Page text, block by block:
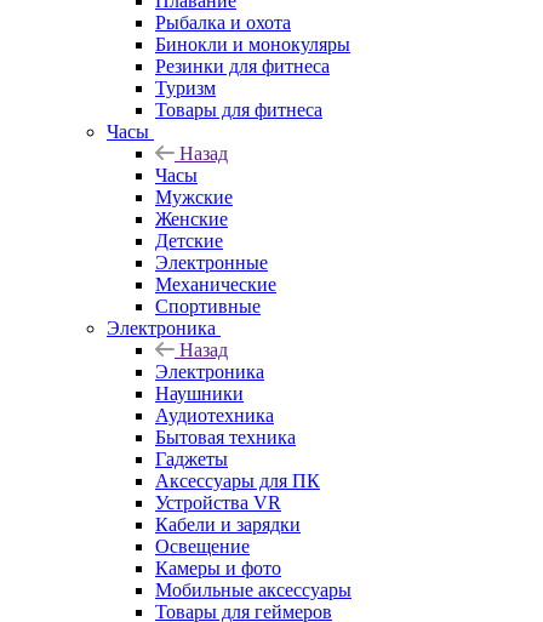
Рыбалка и охота
Бинокли и монокуляры
Резинки для фитнеса
Туризм
Товары для фитнеса
Часы
Назад
Часы
Мужские
Женские
Детские
Электронные
Механические
Спортивные
Электроника
Назад
Электроника
Наушники
Аудиотехника
Бытовая техника
Гаджеты
Аксессуары для ПК
Устройства VR
Кабели и зарядки
Освещение
Камеры и фото
Мобильные аксессуары
Товары для геймеров